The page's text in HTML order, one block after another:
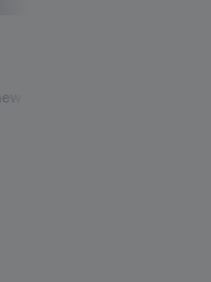
stadium inauguration